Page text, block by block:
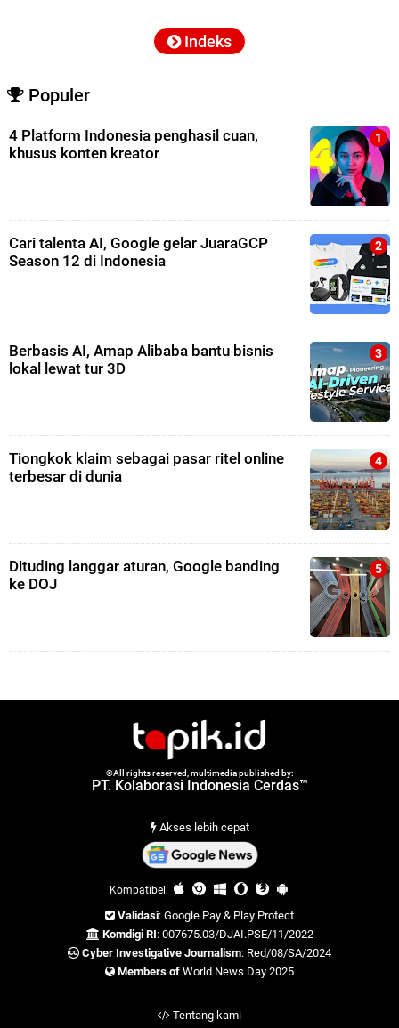
Indeks
Populer
4 Platform Indonesia penghasil cuan,
khusus konten kreator
Cari talenta AI, Google gelar JuaraGCP
Season 12 di Indonesia
Berbasis AI, Amap Alibaba bantu bisnis
lokal lewat tur 3D
Tiongkok klaim sebagai pasar ritel online
terbesar di dunia
Dituding langgar aturan, Google banding
ke DOJ
©All rights reserved, multimedia published by:
PT. Kolaborasi Indonesia Cerdas™
Akses lebih cepat
Kompatibel:
Validasi: Google Pay & Play Protect
Komdigi RI: 007675.03/DJAI.PSE/11/2022
Cyber Investigative Journalism: Red/08/SA/2024
Members of World News Day 2025
Tentang kami